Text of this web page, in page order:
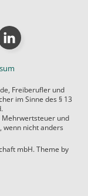
Freiberufler und
im Sinne des § 13
Mehrwertsteuer und
wenn nicht anders
mbH. Theme by